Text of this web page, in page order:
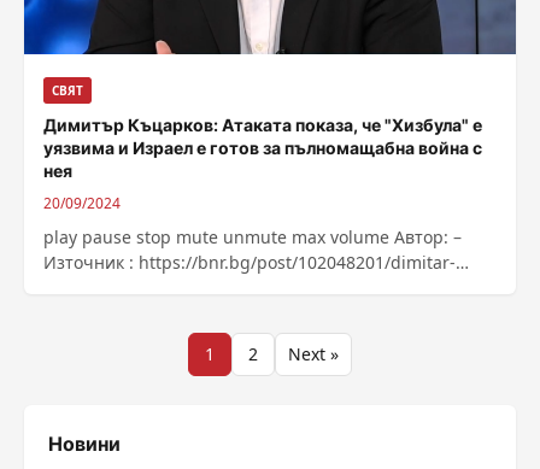
СВЯТ
Димитър Къцарков: Атаката показа, че "Хизбула" е
уязвима и Израел е готов за пълномащабна война с
нея
20/09/2024
play pause stop mute unmute max volume Автор: –
Източник : https://bnr.bg/post/102048201/dimitar-
публикациите
1 2 Next »
Новини